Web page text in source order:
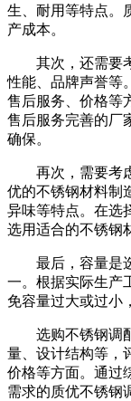
生、耐用等特点。
产成本。
其次，还需要
性能、品牌声誉等
售后服务、价格等
售后服务完善的厂
确保。
再次，需要考
优的不锈钢材料制
异味等特点。在选
选用适合的不锈钢
最后，容量是
一。根据实际生产
免容量过大或过小
选购不锈钢调
量、设计结构等，
价格等方面。通过
需求的质优不锈钢